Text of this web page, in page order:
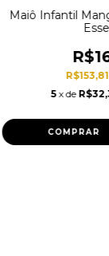
Maiô Infantil
5 x de
COMPRAR